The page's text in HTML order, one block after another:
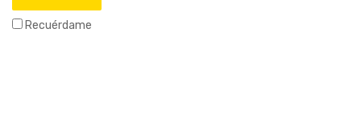
Recuérdame